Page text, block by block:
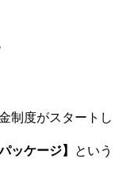
制度がスタートし
ッケージ】
という